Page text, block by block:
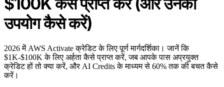
$100K कैसे प्राप्त करें (और उनका
उपयोग कैसे करें)
2026 में AWS Activate क्रेडिट के लिए पूर्ण मार्गदर्शिका। जानें कि
$1K-$100K के लिए अर्हता कैसे प्राप्त करें, जब आपके पास अप्रयुक्त
क्रेडिट हों तो क्या करें, और AI Credits के माध्यम से 60% तक की बचत कैसे
करें।